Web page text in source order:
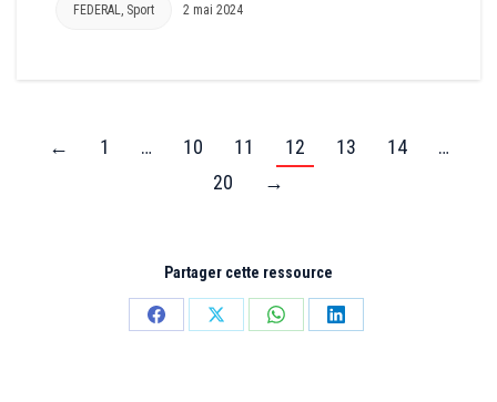
FEDERAL Sport 2 mai 2024
← 1 … 10 11 12 13 14
…
20
→
Partager cette ressource
PartagerPartagerPartagerPartager